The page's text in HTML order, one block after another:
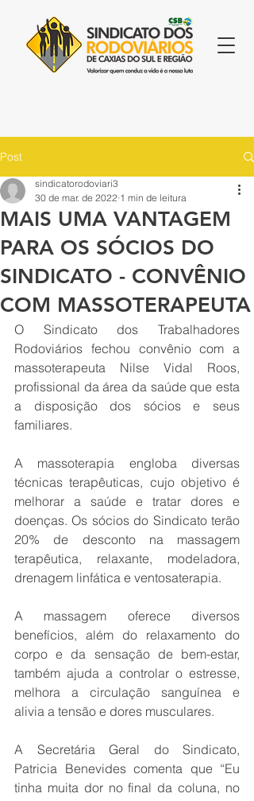
Post
MAIS UMA VANTAGEM
PARA OS SÓCIOS DO
SINDICATO - CONVÊNIO
COM MASSOTERAPEUTA
sindicatorodoviari3
30 de mar. de 2022 1 min de leitura
O Sindicato dos Trabalhadores
Rodoviários fechou convênio com a
massoterapeuta Nilse Vidal Roos,
profissional da área da saúde que esta
a disposição dos sócios e seus
familiares.
A massoterapia engloba diversas
técnicas terapêuticas, cujo objetivo é
melhorar a saúde e tratar dores e
doenças. Os sócios do Sindicato terão
20% de desconto na massagem
terapêutica, relaxante, modeladora,
drenagem linfática e ventosaterapia.
A massagem oferece diversos
benefícios, além do relaxamento do
corpo e da sensação de bem-estar,
também ajuda a controlar o estresse,
melhora a circulação sanguínea e
alivia a tensão e dores musculares.
A Secretária Geral do Sindicato,
Patricia Benevides comenta que “Eu
tinha muita dor no final da coluna, no